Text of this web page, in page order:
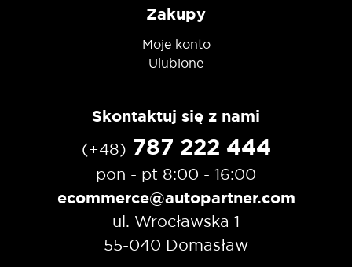
Zakupy
Moje konto
Ulubione
Skontaktuj się z nami
(+48) 787 222 444
pon - pt 8:00 - 16:00
ecommerce@autopartner.com
ul. Wrocławska 1
55-040 Domasław